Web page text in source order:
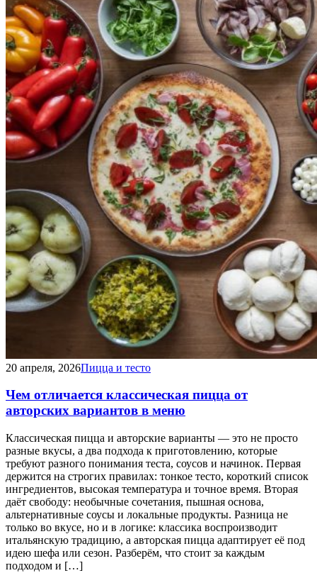
20 апреля, 2026Пицца и тесто
Чем отличается классическая пицца от
авторских вариантов в меню
Классическая пицца и авторские варианты — это не просто
разные вкусы, а два подхода к приготовлению, которые
требуют разного понимания теста, соусов и начинок. Первая
держится на строгих правилах: тонкое тесто, короткий список
ингредиентов, высокая температура и точное время. Вторая
даёт свободу: необычные сочетания, пышная основа,
альтернативные соусы и локальные продукты. Разница не
только во вкусе, но и в логике: классика воспроизводит
итальянскую традицию, а авторская пицца адаптирует её под
идею шефа или сезон. Разберём, что стоит за каждым
подходом и […]